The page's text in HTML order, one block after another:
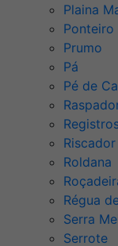
Plaina
Ponteiro
Prumo
Pá
Pé de
Riscador
Roldana
Régua
Serra
Serrote